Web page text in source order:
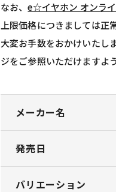
なお、e☆イヤホン オンラ
上限価格につきましては正
大変お手数をおかけいたし
ジをご参照いただけますよ
メーカー名
発売日
バリエーション